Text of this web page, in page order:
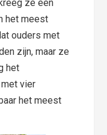
ze een
het meest
ouders met
zijn, maar ze
het
vier
het meest